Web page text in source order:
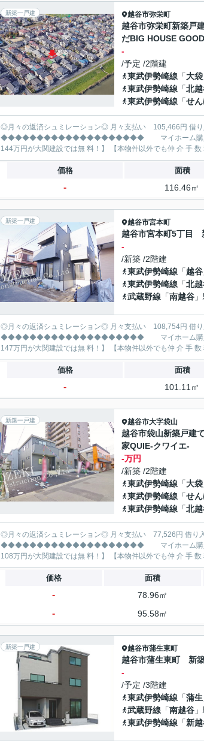
新築一戸建 越谷市弥栄町
越谷市弥栄町新築戸
だBIG HOUSE
-
/予定 /2階建
東武伊勢崎線 「大袋
東武伊勢崎線 「北
東武伊勢崎線 「せ
◎月々の返済シュミレーション◎ 月々支払い 105,466円 借り入れ額 4,190万円 変動金利35年 ボーナス払い無し
◆◆◆◆◆◆◆◆◆◆◆◆◆◆◆◆◆◆◆◆ マイホーム購入にかかる費用を削減!! 大関建設で賢くお得にマイホーム購入♪ 【仲 介 手 数 料
価格 面積
- 116.46㎡
新築一戸建 越谷市宮本町
越谷市宮本町5丁目
-
/新築 /2階建
東武伊勢崎線 「越谷
東武伊勢崎線 「北
武蔵野線 「南越谷
◎月々の返済シュミレーション◎ 月々支払い 108,754円 借り入れ額 4,280万円 変動金利35年 ボーナス払い無し
◆◆◆◆◆◆◆◆◆◆◆◆◆◆◆◆◆◆◆◆ マイホーム購入にかかる費用を削減!! 大関建設で賢くお得にマイホーム購入♪ 【仲 介 手 数 料
価格 面積
- 101.11㎡
新築一戸建 越谷市大字袋山
越谷市袋山新築戸建
家QUIE-クワイエ-
-万円
/新築 /2階建
東武伊勢崎線 「大袋
東武伊勢崎線 「せ
東武伊勢崎線 「北
◎月々の返済シュミレーション◎ 月々支払い 77,526円 借り入れ額 3,080万円 変動金利35年 ボーナス払い無し
◆◆◆◆◆◆◆◆◆◆◆◆◆◆◆◆◆◆◆◆ マイホーム購入にかかる費用を削減!! 大関建設で賢くお得にマイホーム購入♪ 【仲 介 手 数 料
価格 面積
- 78.96㎡
- 95.58㎡
新築一戸建 越谷市蒲生東町
越谷市蒲生東町 新
-
/予定 /3階建
東武伊勢崎線 「蒲生
武蔵野線 「南越谷
東武伊勢崎線 「新